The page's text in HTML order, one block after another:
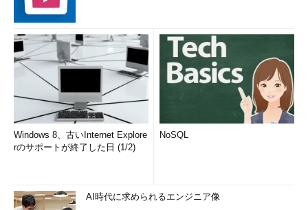
Windows 8、古いInternet Explore
rのサポートが終了した日 (1/2)
NoSQL
AI時代に求められるエンジニア像